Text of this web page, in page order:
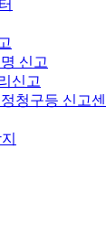
신고
신고
청구등 신고